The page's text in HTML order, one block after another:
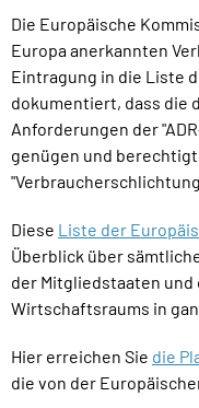
Die Europäische
Europa anerkannten
Eintragung in die Liste
dokumentiert, dass die
Anforderungen der
genügen und
Diese Liste der
Überblick über
der Mitgliedstaaten und
Wirtschaftsraums in
Hier erreichen Sie die
die von der